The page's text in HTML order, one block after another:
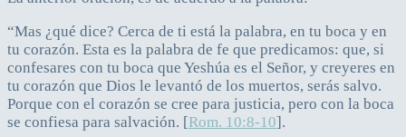
“Mas ¿qué dice? Cerca de ti está la palabra, en tu boca y en
tu corazón. Esta es la palabra de fe que predicamos: que, si
confesares con tu boca que Yeshúa es el Señor, y creyeres en
tu corazón que Dios le levantó de los muertos, serás salvo.
Porque con el corazón se cree para justicia, pero con la boca
se confiesa para salvación. [Rom. 10:8-10].